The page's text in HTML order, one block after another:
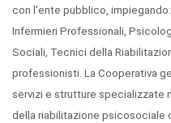
con l'ente pubblico,
Infermieri Professionali,
Sociali, Tecnici della
professionisti. La Cooperativa
servizi e strutture specializzate
della riabilitazione psicosociale